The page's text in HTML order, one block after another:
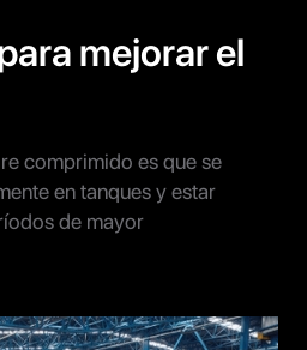
mejorar el
comprimido es que se
en tanques y estar
de mayor